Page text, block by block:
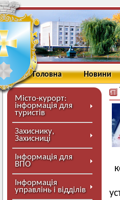
Головна Новини
Місто-курорт:
інформація для
туристів
Захиснику,
Захисниці
Інформація для
ВПО
Інформація
управлінь і відділів